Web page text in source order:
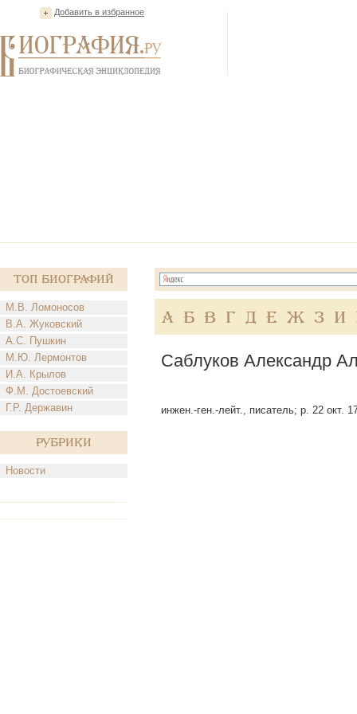
Добавить в избранное
Топ Биографий
М.В. Ломоносов
В.А. Жуковский
А.С. Пушкин
М.Ю. Лермонтов
И.А. Крылов
Ф.М. Достоевский
Г.Р. Державин
Рубрики
Новости
А Б В Г Д Е Ж З И
Саблуков Александр
инжен.-ген.-лейт., писатель; р. 22 окт.